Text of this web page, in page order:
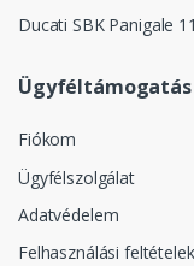
Ducati SBK Panigale
Ügyféltámogatás
Fiókom
Ügyfélszolgálat
Adatvédelem
Felhasználási feltételek